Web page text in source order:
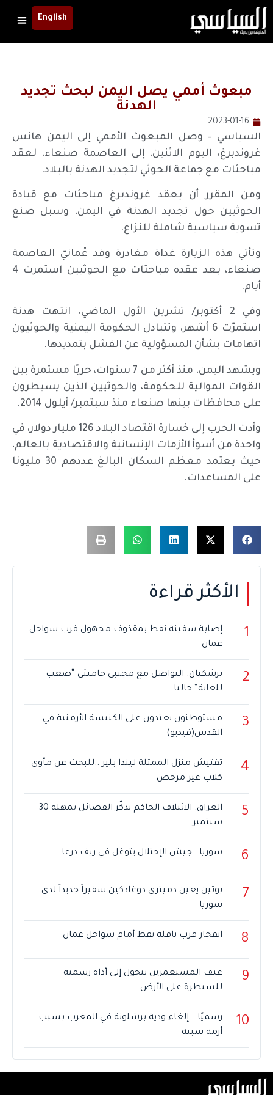
English
مبعوث أممي يصل اليمن لبحث تجديد
الهدنة
2023-01-16
السياسي – وصل المبعوث الأممي إلى اليمن هانس
غروندبرغ، اليوم الاثنين، إلى العاصمة صنعاء، لعقد
مباحثات مع جماعة الحوثي لتجديد الهدنة بالبلاد.
ومن المقرر أن يعقد غروندبرغ مباحثات مع قيادة
الحوثيين حول تجديد الهدنة في اليمن، وسبل صنع
تسوية سياسية شاملة للنزاع.
وتأتي هذه الزيارة غداة مغادرة وفد عُمانيّ العاصمة
صنعاء، بعد عقده مباحثات مع الحوثيين استمرت 4
أيام.
وفي 2 أكتوبر/ تشرين الأول الماضي، انتهت هدنة
استمرّت 6 أشهر، وتتبادل الحكومة اليمنية والحوثيون
اتهامات بشأن المسؤولية عن الفشل بتمديدها.
ويشهد اليمن، منذ أكثر من 7 سنوات، حربًا مستمرة بين
القوات الموالية للحكومة، والحوثيين الذين يسيطرون
على محافظات بينها صنعاء منذ سبتمبر/ أيلول 2014.
وأدت الحرب إلى خسارة اقتصاد البلاد 126 مليار دولار، في
واحدة من أسوأ الأزمات الإنسانية والاقتصادية بالعالم،
حيث يعتمد معظم السكان البالغ عددهم 30 مليونا
على المساعدات.
الأكثر قراءة
1
إصابة سفينة نفط بمقذوف مجهول قرب سواحل
عمان
2
بزشكيان: التواصل مع مجتبى خامنئي “صعب
للغاية” حاليا
3
مستوطنون يعتدون على الكنيسة الأرمنية في
القدس(فيديو)
4
تفتيش منزل الممثلة ليندا بلير ..للبحث عن مأوى
كلاب غير مرخص
5
العراق: الائتلاف الحاكم يذكّر الفصائل بمهلة 30
سبتمبر
6 سوريا.. جيش الإحتلال يتوغل في ريف درعا
7
بوتين يعين دميتري دوغادكين سفيراً جديداً لدى
سوريا
8 انفجار قرب ناقلة نفط أمام سواحل عمان
9
عنف المستعمرين يتحول إلى أداة رسمية
للسيطرة على الأرض
10
رسميًا – إلغاء ودية برشلونة في المغرب بسبب
أزمة سبتة